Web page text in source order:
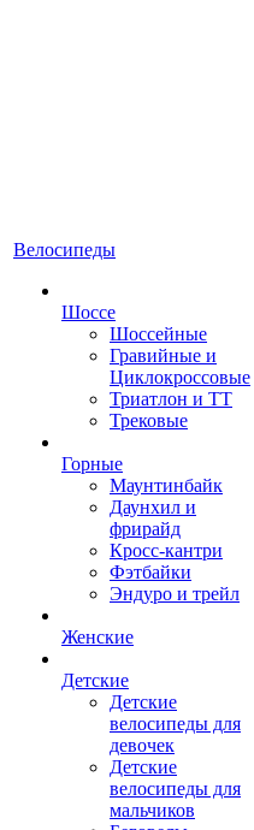
Велосипеды
Шоссе
Шоссейные
Гравийные и
Циклокроссовые
Триатлон и ТТ
Трековые
Горные
Маунтинбайк
Даунхил и
фрирайд
Кросс-кантри
Фэтбайки
Эндуро и трейл
Женские
Детские
Детские
велосипеды для
девочек
Детские
велосипеды для
мальчиков